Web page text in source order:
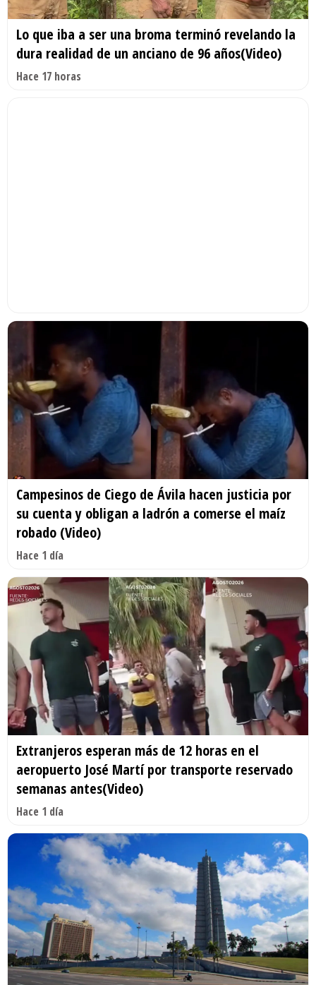
Lo que iba a ser una broma terminó revelando la
dura realidad de un anciano de 96 años(Video)
Hace 17 horas
Campesinos de Ciego de Ávila hacen justicia por
su cuenta y obligan a ladrón a comerse el maíz
robado (Video)
Hace 1 día
Extranjeros esperan más de 12 horas en el
aeropuerto José Martí por transporte reservado
semanas antes(Video)
Hace 1 día